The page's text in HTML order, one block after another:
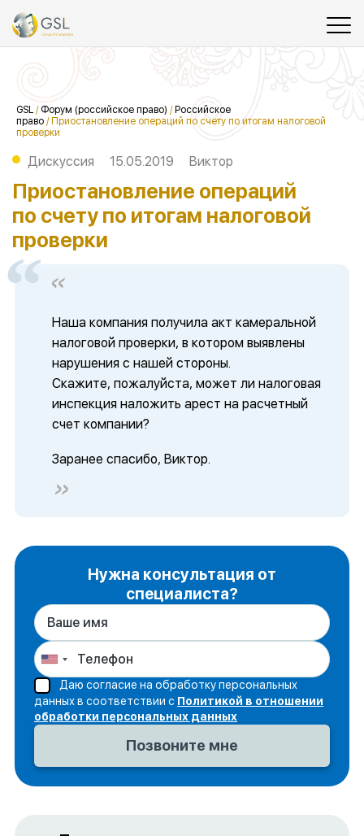
GSL / Форум (российское право) / Российское
право / Приостановление операций по счету по итогам налоговой
проверки
Дискуссия 15.05.2019 Виктор
Приостановление операций
по счету по итогам налоговой
проверки
Наша компания получила акт камеральной
налоговой проверки, в котором выявлены
нарушения с нашей стороны.
Скажите, пожалуйста, может ли налоговая
инспекция наложить арест на расчетный
счет компании?
Заранее спасибо, Виктор.
Нужна консультация от
специалиста?
Даю согласие на обработку персональных
данных в соответствии с Политикой в отношении
обработки персональных данных